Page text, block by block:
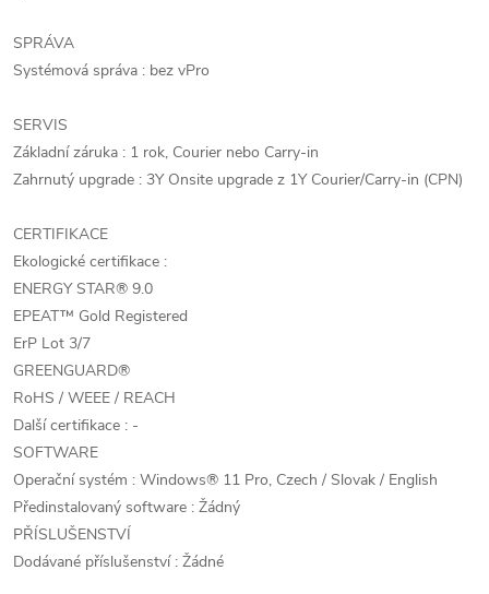
SPRÁVA
Systémová správa : bez vPro
SERVIS
Základní záruka : 1 rok, Courier nebo Carry-in
Zahrnutý upgrade : 3Y Onsite upgrade z 1Y Courier/Carry-in (CPN)
CERTIFIKACE
Ekologické certifikace :
ENERGY STAR® 9.0
EPEAT™ Gold Registered
ErP Lot 3/7
GREENGUARD®
RoHS / WEEE / REACH
Další certifikace : -
SOFTWARE
Operační systém : Windows® 11 Pro, Czech / Slovak / English
Předinstalovaný software : Žádný
PŘÍSLUŠENSTVÍ
Dodávané příslušenství : Žádné